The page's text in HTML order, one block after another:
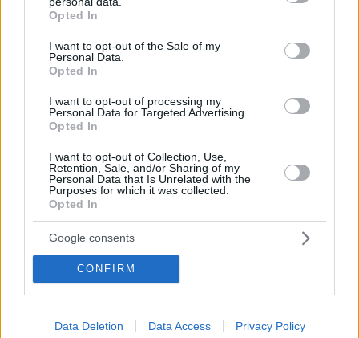
grant or deny consent to Google and its third-party tags to
use your data for below specified purposes in below Google
consent section.
Opted In
I want to opt-out of the Sale of my
Personal Data.
Opted In
I want to opt-out of processing my
Personal Data for Targeted Advertising.
Opted In
I want to opt-out of Collection, Use,
Retention, Sale, and/or Sharing of my
Personal Data that Is Unrelated with the
Purposes for which it was collected.
Opted In
Google consents
CONFIRM
Data Deletion Data Access Privacy Policy
Επαγγελματική Εκπαίδευση & Εξειδίκευση: Το Mοντέλο που
ΣΧΟΛΙΑ(16)
ΠΡΟΣΘΗΚΗ ΣΧΟΛΙΟΥ
24.07.2025, 12:15
Η κατασκευη υπηρχε δεν το εκαναν για την
συναυλια, απλα τωρα ξυπνησαν.
ΑΠΑΝΤΗΣΗ
Ελλαδαρα
βρισκουν τα μπαζα που τους χειροκροτουν και αυτοι